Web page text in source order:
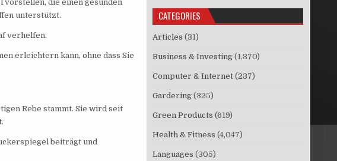
vorstellen, die einen gesunden
unterstützt.
verhelfen.
erleichtern kann, ohne dass Sie
Rebe stammt. Sie wird seit
beiträgt und
CATEGORIES
Articles (31)
Business & Investing (1,370)
Computer & Internet (237)
Gardering (325)
Green Products (619)
Health & Fitness (4,047)
Languages (305)